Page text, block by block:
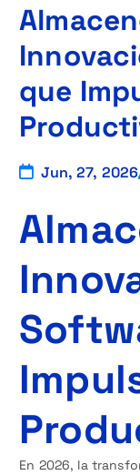
que
Jun, 27, 2026
En 2026, la